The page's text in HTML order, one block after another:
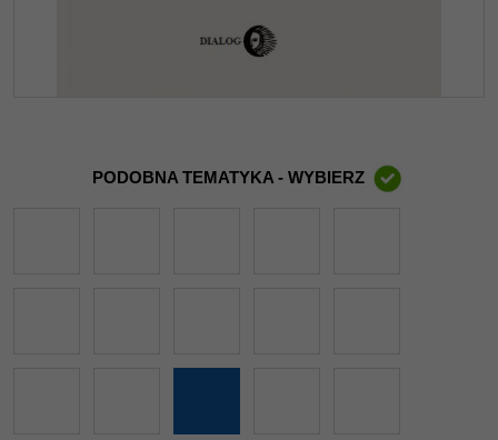
PODOBNA TEMATYKA - WYBIERZ